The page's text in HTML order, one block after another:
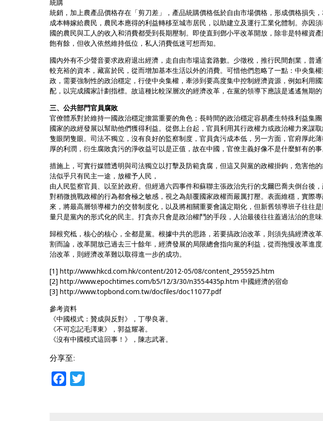
統購
統銷，加上農產品價格存在「剪刀差」，產品統購價格低於自由市場價格，形成價格損失
成本轉嫁給農民，農民本應得的利益轉移至城市居民，以助建立及運行工業化體制。亦因
國的農民與工人的收入和消費都受到長期壓制。即使直到鄧小平改革開放，除非是特權資
飽有餘，但收入依然維持低位，私人消費低迷可想而知。
國內外有不少聲音要求政府退出經濟，走自由市場這套路數。少徵稅，推行民間創業，普
較充裕的資本，藏富於民，從而增加基本生活以外的消費。可惜他們忽略了一點：中央集
政，需要強制性的政治穩定，行使中央集權，牽涉到要高度集中控制經濟資源，例如利用
配，以完成國家計劃指標。故這種比較深層次的經濟改革，在黨的領導下應該是遙遙無期的
三、公共部門官員腐敗
官僚體系對於維持一國政治穩定擔當重要的角色；長時間的政治穩定容易產生特殊利益集
國家的政經發展以幫助他們獲得利益。從鄧上台起，官員利用其行政權力或政治權力來謀
隻眼閉隻眼。司法不獨立，沒有良好的監察制度，官員貪污成本低，另一方面，官府厚此
厚的利潤，衍生腐敗貪污的淨收益可以是正值，故在中國，官僚主義好像不是什麼鮮有的事
措施上，可實行媒體透明與司法獨立以打擊及防範貪腐，但這又與黨的政權掛鉤，危害他
法似乎只有民主一途，放權予人民，
由人民監察官員、以至於政府。但經過六四事件和蘇聯主張政治先行的戈爾巴喬夫倒台後
對稍微挑戰政權的行為都會極之敏感，視之為顛覆國家政權而嚴厲打壓。表面維穩，實際
來，將最高層領導權力的交替制度化，以及將相關重要會議定期化，但新舊領導班子往往
量只是黨內的形式化的民主。打貪亦只會是政治權鬥的手段，人治最後往往蓋過法治的意味
歸根究柢，核心的核心，全都是黨。根據中共的思路，若要搞政治改革，則須先搞經濟改
割而論，改革開放已過去三十餘年，經濟發展的局限總會指向黨的利益，從而拖慢改革進
治改革，則經濟改革難以取得進一步的成功。
[1] http://www.hkcd.com.hk/content/2012-05/08/content_2955925.htm
[2] http://www.epochtimes.com/b5/12/3/30/n3554435p.htm 中國經濟的宿命
[3] http://www.topbond.com.tw/docfiles/doc11077.pdf
參考資料
《中國模式：贊成與反對》，丁學良著。
《不可忘記毛澤東》，郭益耀著。
《沒有中國模式這回事！》，陳志武著。
分享至:
Facebook